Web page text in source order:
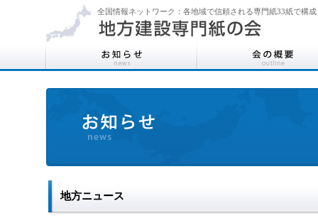
全国情報ネットワーク：各地域で信頼される専門紙33紙で構成
地方ニュース